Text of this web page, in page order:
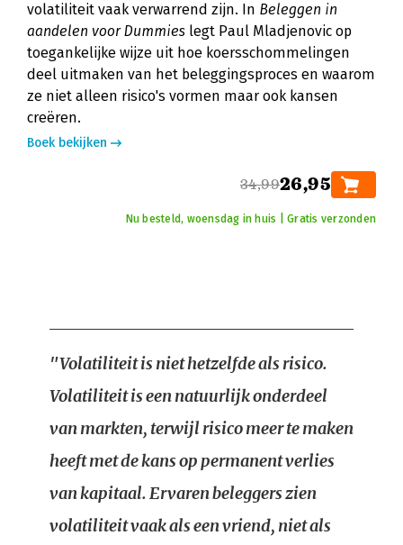
volatiliteit vaak verwarrend zijn. In Beleggen in
aandelen voor Dummies legt Paul Mladjenovic op
toegankelijke wijze uit hoe koersschommelingen
deel uitmaken van het beleggingsproces en waarom
ze niet alleen risico's vormen maar ook kansen
creëren.
Boek bekijken
34,9926,95
Nu besteld, woensdag in huis | Gratis verzonden
"Volatiliteit is niet hetzelfde als risico.
Volatiliteit is een natuurlijk onderdeel
van markten, terwijl risico meer te maken
heeft met de kans op permanent verlies
van kapitaal. Ervaren beleggers zien
volatiliteit vaak als een vriend, niet als